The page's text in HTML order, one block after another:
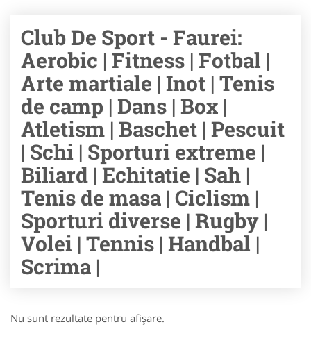
Club De Sport - Faurei:
Aerobic | Fitness | Fotbal |
Arte martiale | Inot | Tenis
de camp | Dans | Box |
Atletism | Baschet | Pescuit
| Schi | Sporturi extreme |
Biliard | Echitatie | Sah |
Tenis de masa | Ciclism |
Sporturi diverse | Rugby |
Volei | Tennis | Handbal |
Scrima |
Nu sunt rezultate pentru afişare.